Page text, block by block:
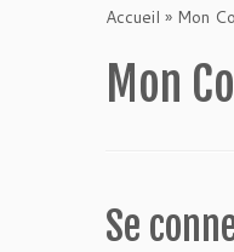
Accueil » Mon
Mon
Se